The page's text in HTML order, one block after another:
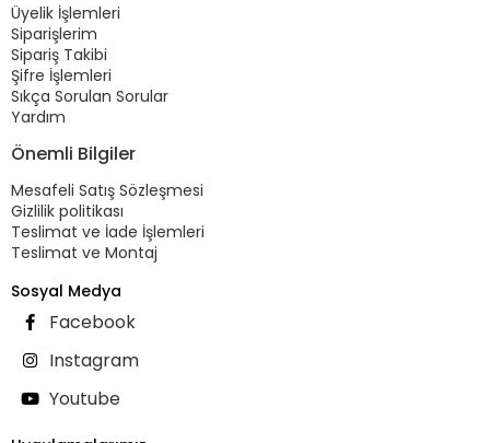
Üyelik İşlemleri
Siparişlerim
Sipariş Takibi
Şifre İşlemleri
Sıkça Sorulan Sorular
Yardım
Önemli Bilgiler
Mesafeli Satış Sözleşmesi
Gizlilik politikası
Teslimat ve İade İşlemleri
Teslimat ve Montaj
Sosyal Medya
Facebook
Instagram
Youtube